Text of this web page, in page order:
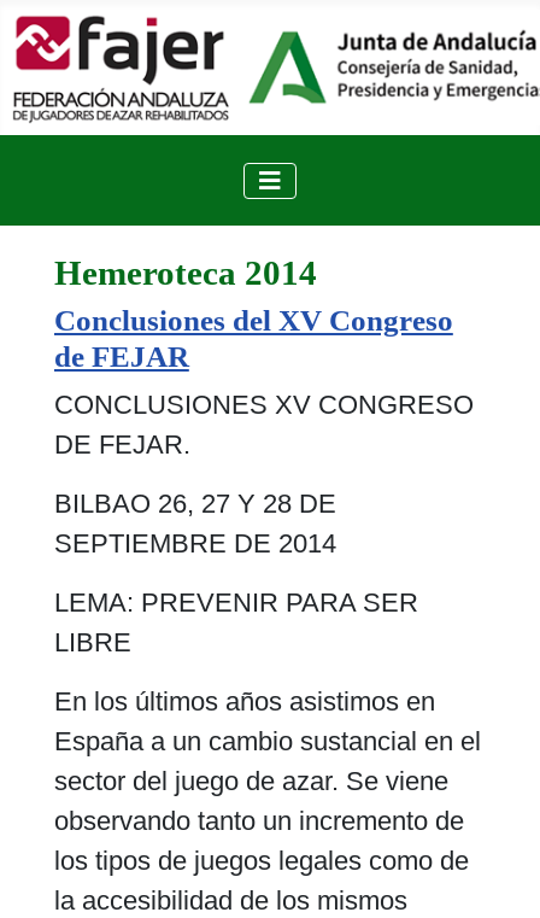
Hemeroteca 2014
Conclusiones del XV Congreso
de FEJAR
CONCLUSIONES XV CONGRESO
DE FEJAR.
BILBAO 26, 27 Y 28 DE
SEPTIEMBRE DE 2014
LEMA: PREVENIR PARA SER
LIBRE
En los últimos años asistimos en
España a un cambio sustancial en el
sector del juego de azar. Se viene
observando tanto un incremento de
los tipos de juegos legales como de
la accesibilidad de los mismos